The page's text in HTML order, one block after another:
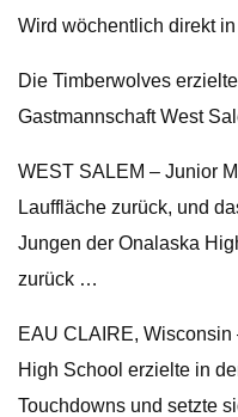
Wird wöchentlich direkt
Die Timberwolves
Gastmannschaft West
WEST SALEM – Junior
Lauffläche zurück, und
Jungen der Onalaska
zurück …
EAU CLAIRE, Wisconsin
High School erzielte in
Touchdowns und setzte